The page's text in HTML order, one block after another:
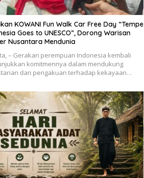
KOWANI Fun Walk Car Free Day “Tempe
Goes to UNESCO”, Dorong Warisan
Nusantara Mendunia
– Gerakan perempuan Indonesia kembali
komitmennya dalam mendukung
dan pengakuan terhadap kekayaan…